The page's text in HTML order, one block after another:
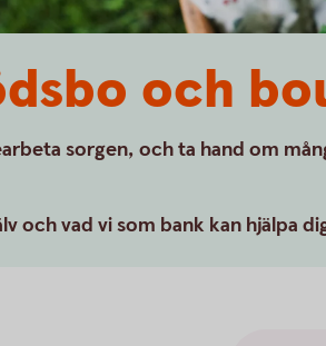
och
sorgen, och ta hand om
och vad vi som bank kan hjälpa